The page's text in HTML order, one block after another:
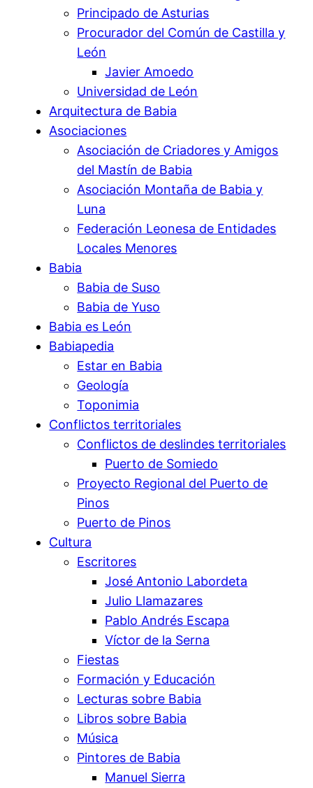
Principado de Asturias
Procurador del Común de Castilla y
León
Javier Amoedo
Universidad de León
Arquitectura de Babia
Asociaciones
Asociación de Criadores y Amigos
del Mastín de Babia
Asociación Montaña de Babia y
Luna
Federación Leonesa de Entidades
Locales Menores
Babia
Babia de Suso
Babia de Yuso
Babia es León
Babiapedia
Estar en Babia
Geología
Toponimia
Conflictos territoriales
Conflictos de deslindes territoriales
Puerto de Somiedo
Proyecto Regional del Puerto de
Pinos
Puerto de Pinos
Cultura
Escritores
José Antonio Labordeta
Julio Llamazares
Pablo Andrés Escapa
Víctor de la Serna
Fiestas
Formación y Educación
Lecturas sobre Babia
Libros sobre Babia
Música
Pintores de Babia
Manuel Sierra